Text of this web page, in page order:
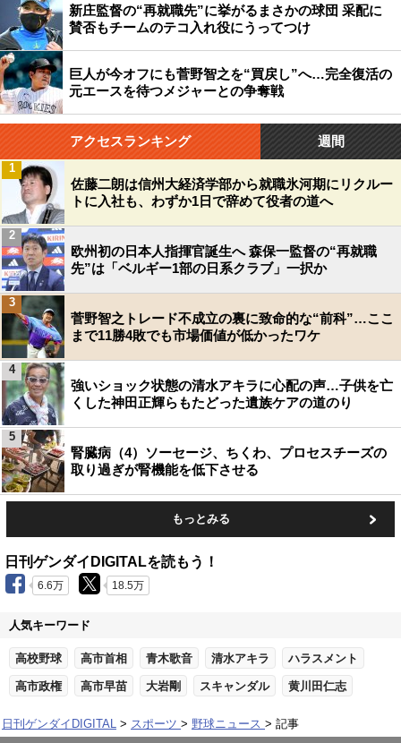
新庄監督の“再就職先”に挙がるまさかの球団 采配に
賛否もチームのテコ入れ役にうってつけ
巨人が今オフにも菅野智之を“買戻し”へ…完全復活の
元エースを待つメジャーとの争奪戦
アクセスランキング 週間
佐藤二朗は信州大経済学部から就職氷河期にリクルー
トに入社も、わずか1日で辞めて役者の道へ
1
欧州初の日本人指揮官誕生へ 森保一監督の“再就職
先”は「ベルギー1部の日系クラブ」一択か
2
菅野智之トレード不成立の裏に致命的な“前科”…ここ
まで11勝4敗でも市場価値が低かったワケ
3
強いショック状態の清水アキラに心配の声…子供を亡
くした神田正輝らもたどった遺族ケアの道のり
4
腎臓病（4）ソーセージ、ちくわ、プロセスチーズの
取り過ぎが腎機能を低下させる
5
もっとみる
日刊ゲンダイDIGITALを読もう！
6.6万 18.5万
人気キーワード
高校野球 高市首相 青木歌音 清水アキラ ハラスメント
高市政権 高市早苗 大岩剛 スキャンダル 黄川田仁志
日刊ゲンダイDIGITAL スポーツ 野球ニュース 記事